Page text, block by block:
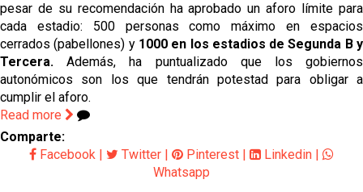
pesar de su recomendación ha aprobado un aforo límite para
cada estadio: 500 personas como máximo en espacios
cerrados (pabellones) y 1000 en los estadios de Segunda B y
Tercera. Además, ha puntualizado que los gobiernos
autonómicos son los que tendrán potestad para obligar a
cumplir el aforo.
Read more
Comparte:
Facebook | Twitter | Pinterest | Linkedin |
Whatsapp